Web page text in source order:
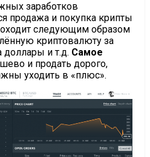
заработков
продажа и покупка крипты
следующим образом
криптовалюту за
доллары и т.д. Самое
и продать дорого,
уходить в «плюс».